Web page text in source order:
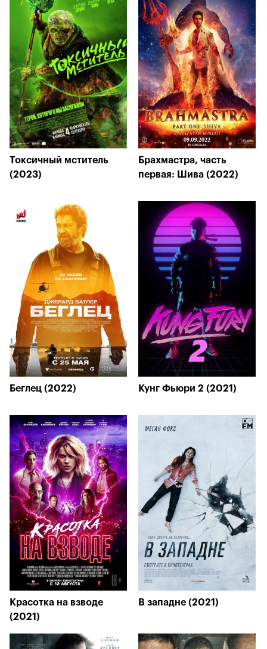
Токсичный мститель
(2023)
Брахмастра, часть
первая: Шива (2022)
Беглец (2022) Кунг Фьюри 2 (2021)
Красотка на взводе
(2021)
В западне (2021)